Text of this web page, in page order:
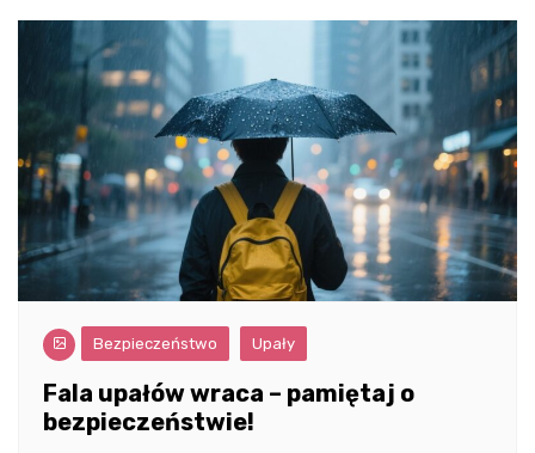
Bezpieczeństwo Upały
Fala upałów wraca – pamiętaj o
bezpieczeństwie!